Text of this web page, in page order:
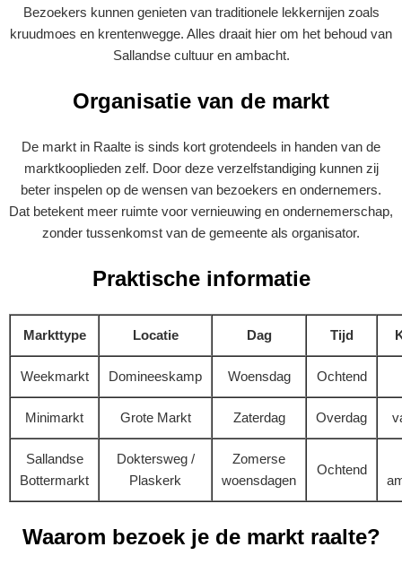
Bezoekers kunnen genieten van traditionele lekkernijen zoals
kruudmoes en krentenwegge. Alles draait hier om het behoud van
Sallandse cultuur en ambacht.
Organisatie van de markt
De markt in Raalte is sinds kort grotendeels in handen van de
marktkooplieden zelf. Door deze verzelfstandiging kunnen zij
beter inspelen op de wensen van bezoekers en ondernemers.
Dat betekent meer ruimte voor vernieuwing en ondernemerschap,
zonder tussenkomst van de gemeente als organisator.
Praktische informatie
Markttype Locatie Dag Tijd
Weekmarkt Domineeskamp Woensdag Ochtend
Minimarkt Grote Markt Zaterdag Overdag
Sallandse
Bottermarkt
Doktersweg /
Plaskerk
Zomerse
woensdagen
Ochtend
Waarom bezoek je de markt raalte?